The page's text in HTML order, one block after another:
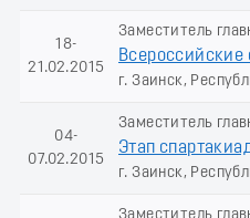
18-
21.02.2015
Заместитель
Всероссийские
г. Заинск,
04-
07.02.2015
Заместитель
Этап
г. Заинск,